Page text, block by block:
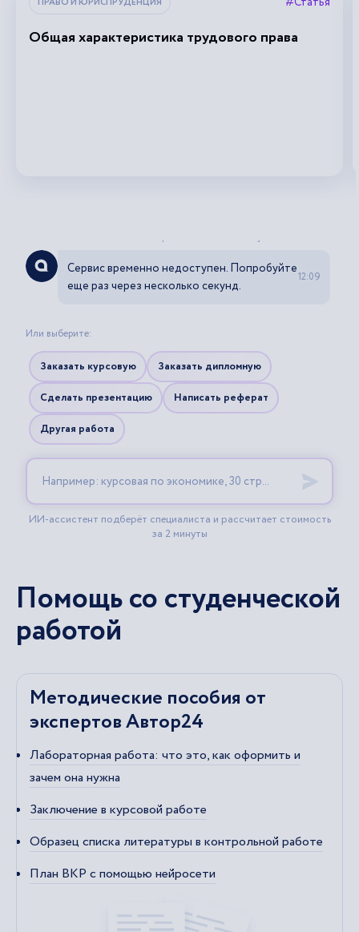
Общая характеристика трудового права
Помощь со студенческой
работой
Методические пособия от
экспертов Автор24
Лабораторная работа: что это, как оформить и
зачем она нужна
Заключение в курсовой работе
Образец списка литературы в контрольной работе
План ВКР с помощью нейросети